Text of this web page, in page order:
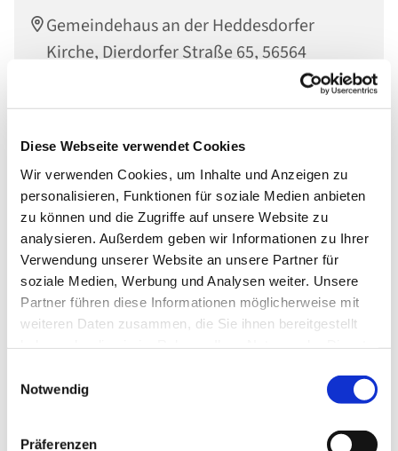
Diese Webseite verwendet Cookies
Wir verwenden Cookies, um Inhalte und Anzeigen zu
personalisieren, Funktionen für soziale Medien anbieten
zu können und die Zugriffe auf unsere Website zu
analysieren. Außerdem geben wir Informationen zu Ihrer
Verwendung unserer Website an unsere Partner für
soziale Medien, Werbung und Analysen weiter. Unsere
Partner führen diese Informationen möglicherweise mit
weiteren Daten zusammen, die Sie ihnen bereitgestellt
Notwendig
Präferenzen
Gemeindehaus an der Heddesdorfer
Kirche, Dierdorfer Straße 65, 56564